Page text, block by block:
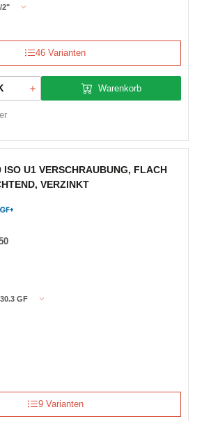
2"
46 Varianten
Warenkorb
ISO U1 VERSCHRAUBUNG, FLACH
VERZINKT
GF
9 Varianten